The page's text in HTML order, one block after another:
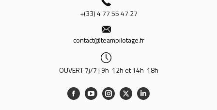
+(33) 4 77 55 47 27
contact@teampilotage.fr
OUVERT 7j/7 | 9h-12h et 14h-18h